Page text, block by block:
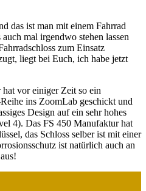
das ist man mit einem Fahrrad
mal irgendwo stehen lassen
zum Einsatz
liegt bei Euch, ich habe jetzt
hat vor einiger Zeit so ein
ins ZoomLab geschickt und
Design auf ein sehr hohes
4). Das FS 450 Manufaktur hat
das Schloss selber ist mit einer
ist natürlich auch an